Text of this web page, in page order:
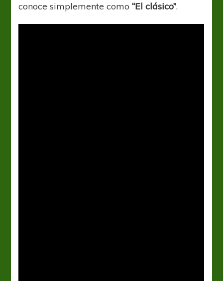
conoce simplemente como“El clásico”.